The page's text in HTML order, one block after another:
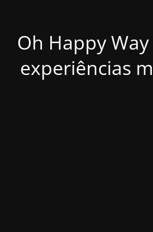
Oh Happy
experiências